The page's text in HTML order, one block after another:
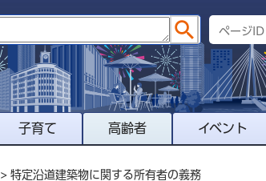
子育て 高齢者 イベント
> 特定沿道建築物に関する所有者の義務